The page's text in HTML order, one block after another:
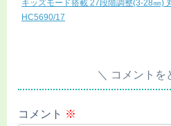
キッズモード搭載 27段階調整(3-28㎜)
HC5690/17
コメントを
コメント ※